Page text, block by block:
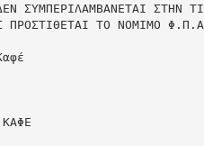
ΣΥΜΠΕΡΙΛΑΜΒΑΝΕΤΑΙ ΣΤΗΝ
ΠΡΟΣΤΙΘΕΤΑΙ ΤΟ ΝΟΜΙΜΟ